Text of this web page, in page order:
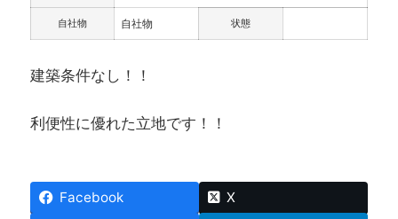
自社物 自社物 状態
建築条件なし！！
利便性に優れた立地です！！
Facebook
X